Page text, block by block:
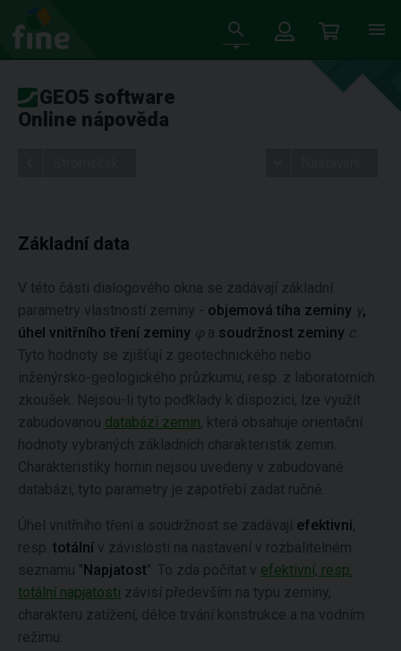
GEO5 software
Online nápověda
Základní data
V této části dialogového okna se zadávají základní
parametry vlastností zeminy - objemová tíha zeminy γ,
úhel vnitřního tření zeminy φ a soudržnost zeminy c.
Tyto hodnoty se zjišťují z geotechnického nebo
inženýrsko-geologického průzkumu, resp. z laboratorních
zkoušek. Nejsou-li tyto podklady k dispozici, lze využít
zabudovanou databázi zemin, která obsahuje orientační
hodnoty vybraných základních charakteristik zemin.
Charakteristiky hornin nejsou uvedeny v zabudované
databázi, tyto parametry je zapotřebí zadat ručně.
Úhel vnitřního tření a soudržnost se zadávají efektivní,
resp. totální v závislosti na nastavení v rozbalitelném
seznamu "Napjatost". To zda počítat v efektivní, resp.
totální napjatosti závisí především na typu zeminy,
charakteru zatížení, délce trvání konstrukce a na vodním
režimu.